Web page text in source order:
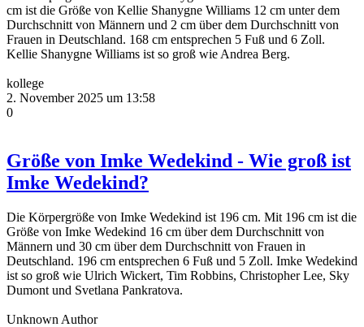
cm ist die Größe von Kellie Shanygne Williams 12 cm unter dem
Durchschnitt von Männern und 2 cm über dem Durchschnitt von
Frauen in Deutschland. 168 cm entsprechen 5 Fuß und 6 Zoll.
Kellie Shanygne Williams ist so groß wie Andrea Berg.
kollege
2. November 2025 um 13:58
0
Größe von Imke Wedekind - Wie groß ist
Imke Wedekind?
Die Körpergröße von Imke Wedekind ist 196 cm. Mit 196 cm ist die
Größe von Imke Wedekind 16 cm über dem Durchschnitt von
Männern und 30 cm über dem Durchschnitt von Frauen in
Deutschland. 196 cm entsprechen 6 Fuß und 5 Zoll. Imke Wedekind
ist so groß wie Ulrich Wickert, Tim Robbins, Christopher Lee, Sky
Dumont und Svetlana Pankratova.
Unknown Author